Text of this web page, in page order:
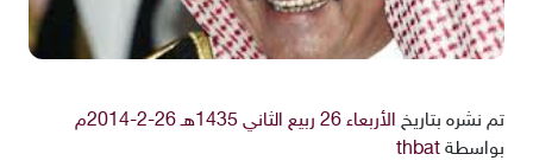
تم نشره بتاريخ الأربعاء 26 ربيع الثاني 1435هـ 26-2-2014م
بواسطة thbat